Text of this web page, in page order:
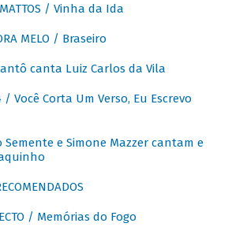
/ Vinha da Ida
MELO / Braseiro
canta Luiz Carlos da Vila
/ Você Corta Um Verso, Eu Escrevo
Semente e Simone Mazzer cantam e
/ Memórias do Fogo